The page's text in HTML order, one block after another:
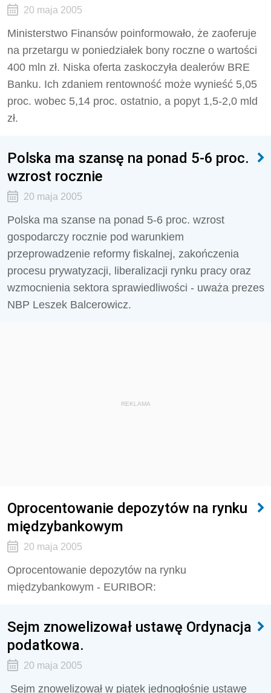
20 maja 2005
Ministerstwo Finansów poinformowało, że zaoferuje
na przetargu w poniedziałek bony roczne o wartości
400 mln zł. Niska oferta zaskoczyła dealerów BRE
Banku. Ich zdaniem rentowność może wynieść 5,05
proc. wobec 5,14 proc. ostatnio, a popyt 1,5-2,0 mld
zł.
Polska ma szansę na ponad 5-6 proc.
wzrost rocznie
20 maja 2005
Polska ma szanse na ponad 5-6 proc. wzrost
gospodarczy rocznie pod warunkiem
przeprowadzenie reformy fiskalnej, zakończenia
procesu prywatyzacji, liberalizacji rynku pracy oraz
wzmocnienia sektora sprawiedliwości - uważa prezes
NBP Leszek Balcerowicz.
REKLAMA
Oprocentowanie depozytów na rynku
międzybankowym
20 maja 2005
Oprocentowanie depozytów na rynku
międzybankowym - EURIBOR:
Sejm znowelizował ustawę Ordynacja
podatkowa.
20 maja 2005
Sejm znowelizował w piątek jednogłośnie ustawę